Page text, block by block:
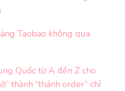
Taobao không qua
Quốc từ A đến Z cho
thành “thánh order” chỉ